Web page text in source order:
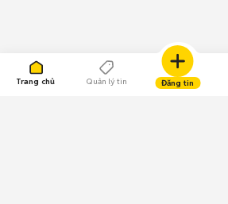
Trang chủ Quản lý tin Đăng tin